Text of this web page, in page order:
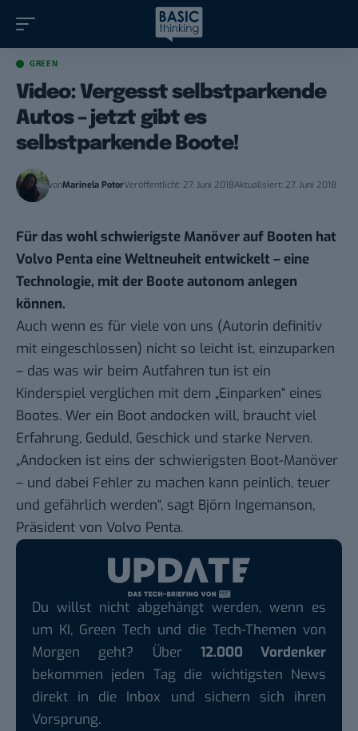
GREEN
Video: Vergesst selbstparkende
Autos – jetzt gibt es
selbstparkende Boote!
vonMarinela PotorVeröffentlicht: 27. Juni 2018Aktualisiert: 27. Juni 2018
Für das wohl schwierigste Manöver auf Booten hat
Volvo Penta eine Weltneuheit entwickelt – eine
Technologie, mit der Boote autonom anlegen
können.
Auch wenn es für viele von uns (Autorin definitiv
mit eingeschlossen) nicht so leicht ist, einzuparken
– das was wir beim Autfahren tun ist ein
Kinderspiel verglichen mit dem „Einparken“ eines
Bootes. Wer ein Boot andocken will, braucht viel
Erfahrung, Geduld, Geschick und starke Nerven.
„Andocken ist eins der schwierigsten Boot-Manöver
– und dabei Fehler zu machen kann peinlich, teuer
und gefährlich werden“, sagt Björn Ingemanson,
Präsident von Volvo Penta.
Du willst nicht abgehängt werden, wenn es
um KI, Green Tech und die Tech-Themen von
Morgen geht? Über 12.000 Vordenker
bekommen jeden Tag die wichtigsten News
direkt in die Inbox und sichern sich ihren
Vorsprung.